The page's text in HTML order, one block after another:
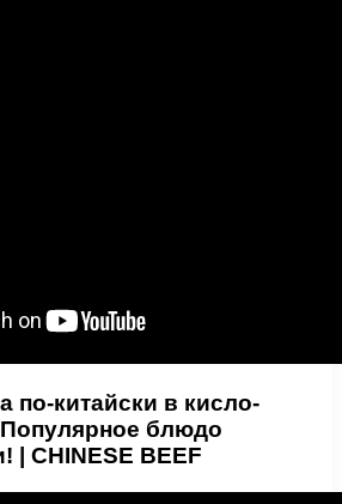
по-китайски в кисло-
блюдо
| CHINESE BEEF